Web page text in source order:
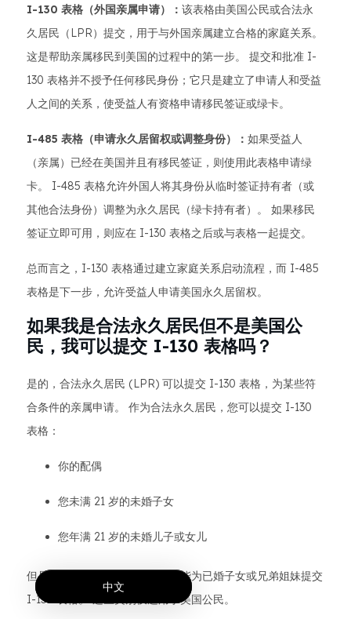
I-130 表格（外国亲属申请）： 该表格由美国公民或合法永
久居民（LPR）提交，用于与外国亲属建立合格的家庭关系。
这是帮助亲属移民到美国的过程中的第一步。 提交和批准 I-
130 表格并不授予任何移民身份；它只是建立了申请人和受益
人之间的关系，使受益人有资格申请移民签证或绿卡。
I-485 表格（申请永久居留权或调整身份）： 如果受益人
（亲属）已经在美国并且有移民签证，则使用此表格申请绿
卡。 I-485 表格允许外国人将其身份从临时签证持有者（或
其他合法身份）调整为永久居民（绿卡持有者）。 如果移民
签证立即可用，则应在 I-130 表格之后或与表格一起提交。
总而言之，I-130 表格通过建立家庭关系启动流程，而 I-485
表格是下一步，允许受益人申请美国永久居留权。​
如果我是合法永久居民但不是美国公
民，我可以提交 I-130 表格吗？
是的，合法永久居民 (LPR) 可以提交 I-130 表格，为某些符
合条件的亲属申请。 作为合法永久居民，您可以提交 I-130
表格：
你的配偶
您未满 21 岁的未婚子女
您年满 21 岁的未婚儿子或女儿
但是，作为合法永久居民，您不能为已婚子女或兄弟姐妹提交
I-130 表格。 这些类别仅适用于美国公民。
中文